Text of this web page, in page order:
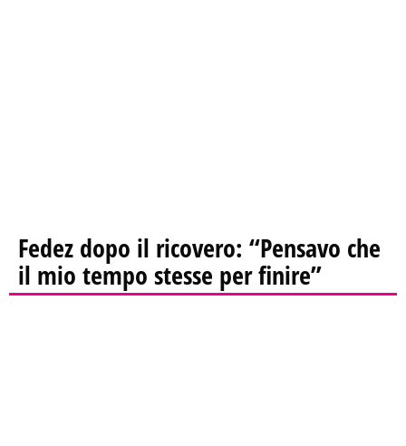
Fedez dopo il ricovero: “Pensavo che
il mio tempo stesse per finire”